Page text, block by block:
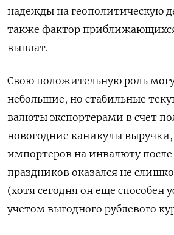
⁠надежды на геополитическую
также фактор
выплат.
Свою положительную роль
небольшие, но стабильные
валюты экспортерами в счет
новогодние каникулы выручки,
импортеров на инвалюту
праздников оказался не
(хотя сегодня он еще способен
учетом выгодного рублевого